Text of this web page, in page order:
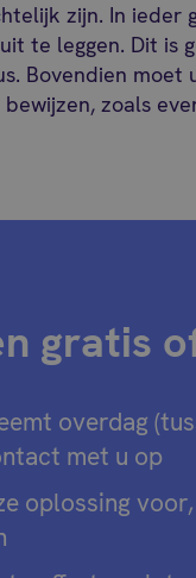
zijn. In ieder
te leggen. Dit is
Bovendien moet
zoals
gratis
overdag
met u op
oplossing